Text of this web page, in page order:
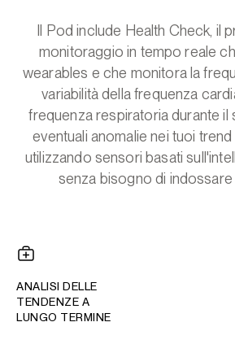
Il Pod include Health Check, il
monitoraggio in tempo reale
wearables e che monitora la
variabilità della frequenza
frequenza respiratoria durante il
eventuali anomalie nei tuoi
utilizzando sensori basati
senza bisogno di indossare
ANALISI DELLE
TENDENZE A
LUNGO TERMINE